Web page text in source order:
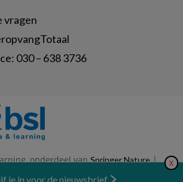
vragen
030 – 638 3736
onderdeel vanSpringer Nature| X
je in voor de nieuwsbriefAbonneren